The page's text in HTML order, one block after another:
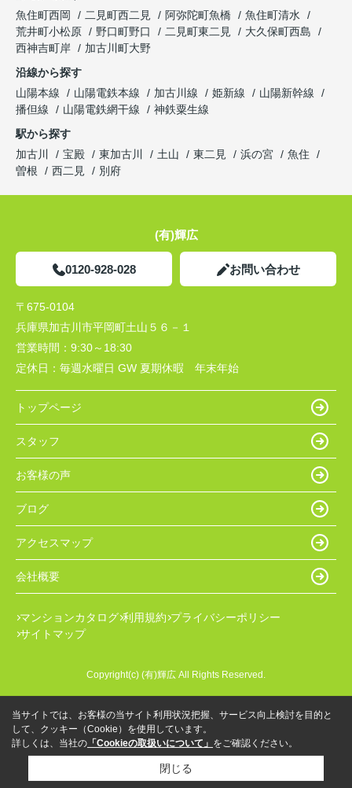
魚住町西岡
二見町西二見 阿弥陀町魚橋
魚住町清水
荒井町小松原
野口町野口 二見町東二見
大久保町西島
西神吉町岸
加古川町大野
沿線から探す
山陽本線
山陽電鉄本線 加古川線 姫新線
山陽新幹線
播但線
山陽電鉄網干線
神鉄粟生線
駅から探す
加古川
宝殿 東加古川 土山 東二見 浜の宮
魚住
曽根
西二見 別府
(有)輝広
0120-928-028 お問い合わせ
〒675-0104
兵庫県加古川市平岡町土山５６－１
営業時間： 9:30～18:30
定休日： 毎週水曜日 GW 夏期休暇 年末年始
トップページ
スタッフ
お客様の声
ブログ
アクセスマップ
会社概要
マンションカタログ 利用規約 プライバシーポリシー
サイトマップ
Copyright(c) (有)輝広 All Rights Reserved.
当サイトでは、お客様の当サイト利用状況把握、サービス向上検討を目的と
して、クッキー（Cookie）を使用しています。
詳しくは、当社の 「Cookieの取扱いについて」 をご確認ください。
閉じる